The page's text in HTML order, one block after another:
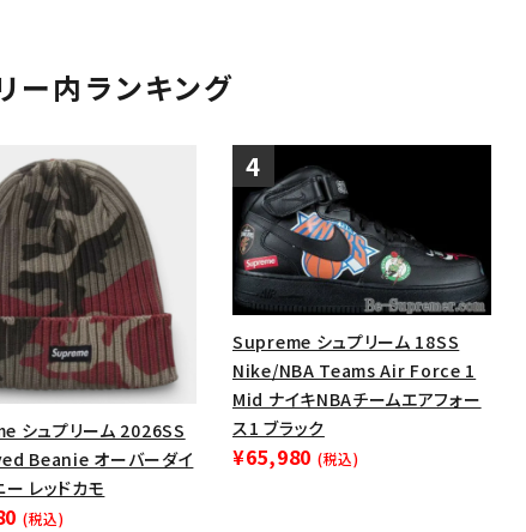
絞り込んで検索する
ー内ランキング
シュプリーム 2026SS
Beanie オーバーダイ
ー レッドカモ
(税込)
Supreme シュプリーム 18SS
Nike/NBA Teams Air Force 1
Mid ナイキNBAチームエアフォー
ス1 ブラック
¥65,980 (税込)